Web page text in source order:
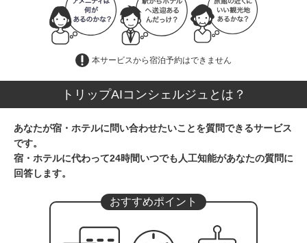
本サービスから宿泊予約はできません
トリップAIコンシェルジュとは？
あなたが宿・ホテルに問い合わせたいことを質問できるサービス
です。
宿・ホテルに代わって24時間いつでも人工知能があなたの質問に
回答します。
おすすめポイント